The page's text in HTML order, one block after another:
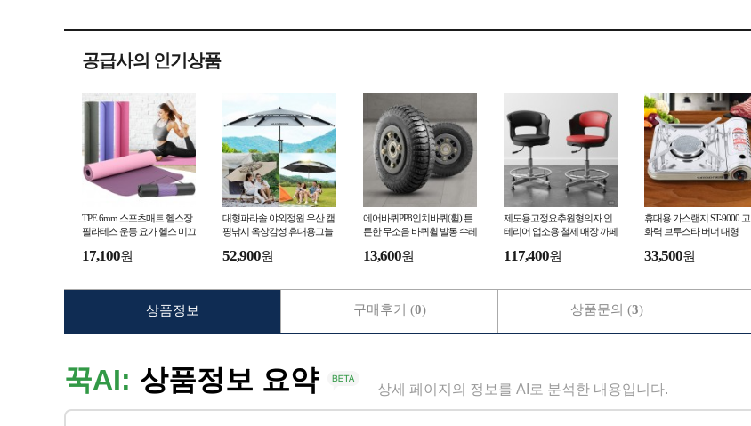
공급사의 인기상품
TPE 6mm 스포츠매트 헬스장
필라테스 운동 요가 헬스 미끄
17,100원
대형파라솔 야외정원 우산 캠
핑낚시 옥상감성 휴대용그늘
52,900원
에어바퀴PP8인치바퀴(휠) 튼
튼한 무소음 바퀴휠 발통 수레
13,600원
제도용고정요추원형의자 인
테리어 업소용 철제 매장 까페
117,400원
휴대용 가스랜지 ST-9000 고
화력 브루스타 버너 대형
33,500원
꾹AI: 상품정보 요약 상세 페이지의 정보를 AI로 분석한 내용입니다.
상품정보 구매후기 (0) 상품문의 (3)